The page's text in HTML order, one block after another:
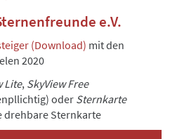
e.V.
(Download) mit den
2020
Lite, SkyView Free
oderSternkarte
drehbare Sternkarte